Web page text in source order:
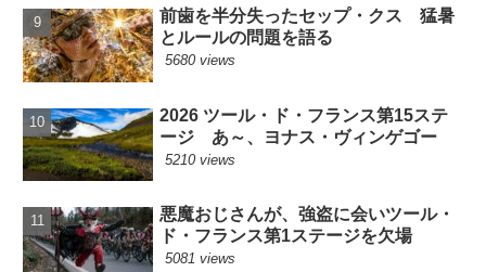
前歯を半分失ったセップ・クス 猛暑
とルールの問題を語る
5680 views
2026 ツール・ド・フランス第15ステ
ージ あ～、ヨナス・ヴィンゲゴー
5210 views
悪魔おじさんが、強盗に会いツール・
ド・フランス第1ステージを欠場
5081 views